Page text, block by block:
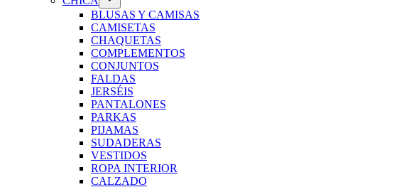
BLUSAS Y CAMISAS
CAMISETAS
CHAQUETAS
COMPLEMENTOS
CONJUNTOS
FALDAS
JERSÉIS
PANTALONES
PARKAS
PIJAMAS
SUDADERAS
VESTIDOS
ROPA INTERIOR
CALZADO